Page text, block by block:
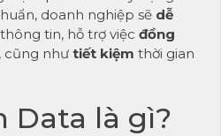
doanh nghiệp sẽ dễ
thông tin, hỗ trợ việc đồng
cũng như tiết kiệm thời gian
Data là gì?